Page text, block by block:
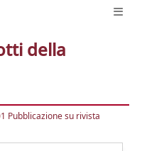
della
Pubblicazione su rivista